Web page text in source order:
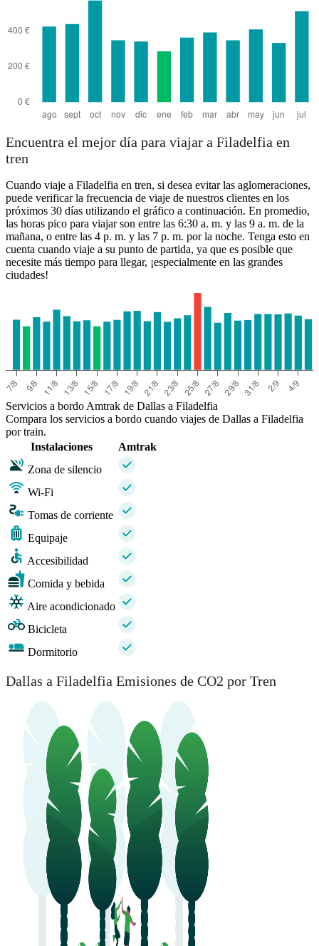
Encuentra el mejor día para viajar a Filadelfia en
tren
Cuando viaje a Filadelfia en tren, si desea evitar las aglomeraciones,
puede verificar la frecuencia de viaje de nuestros clientes en los
próximos 30 días utilizando el gráfico a continuación. En promedio,
las horas pico para viajar son entre las 6:30 a. m. y las 9 a. m. de la
mañana, o entre las 4 p. m. y las 7 p. m. por la noche. Tenga esto en
cuenta cuando viaje a su punto de partida, ya que es posible que
necesite más tiempo para llegar, ¡especialmente en las grandes
ciudades!
Servicios a bordo Amtrak de Dallas a Filadelfia
Compara los servicios a bordo cuando viajes de Dallas a Filadelfia
por train.
Instalaciones
Amtrak
Zona de silencio
Wi-Fi
Tomas de corriente
Equipaje
Accesibilidad
Comida y bebida
Aire acondicionado
Bicicleta
Dormitorio
Dallas a Filadelfia Emisiones de CO2 por Tren